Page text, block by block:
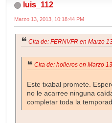
luis_112
Marzo 13, 2013, 10:18:44 PM
Cita de: FERNVFR en Marzo
Cita de: holleros en Marzo
Este txabal promete.
no le acarree ninguna
completar toda la